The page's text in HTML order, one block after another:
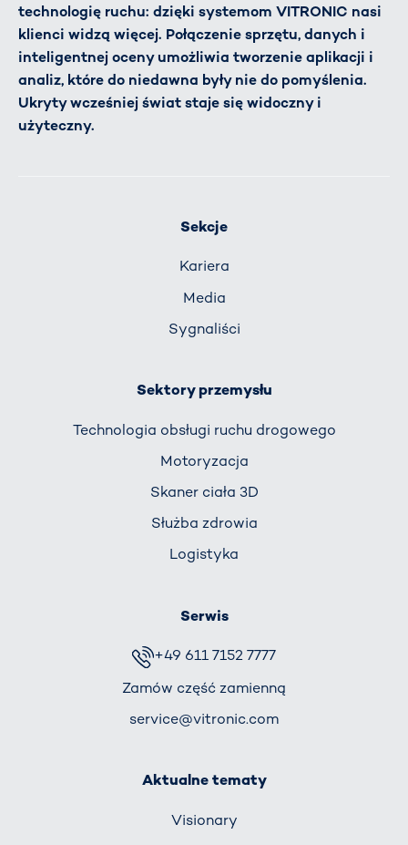
technologię ruchu: dzięki systemom VITRONIC nasi
klienci widzą więcej. Połączenie sprzętu, danych i
inteligentnej oceny umożliwia tworzenie aplikacji i
analiz, które do niedawna były nie do pomyślenia.
Ukryty wcześniej świat staje się widoczny i
użyteczny.
Sekcje
Kariera
Media
Sygnaliści
Sektory przemysłu
Technologia obsługi ruchu drogowego
Motoryzacja
Skaner ciała 3D
Służba zdrowia
Logistyka
Serwis
+49 611 7152 7777
Zamów część zamienną
service@vitronic.com
Aktualne tematy
Visionary